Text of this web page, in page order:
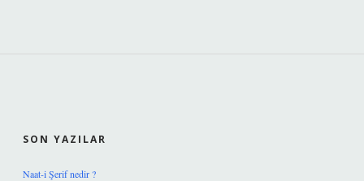
SON YAZILAR
Naat-i Şerif nedir ?